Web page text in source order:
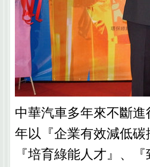
中華汽車多年來不斷
年以『企業有效減低
『培育綠能人才』、